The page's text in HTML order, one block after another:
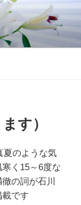
す）
夏のような気
く15～6度な
の詞が石川
です